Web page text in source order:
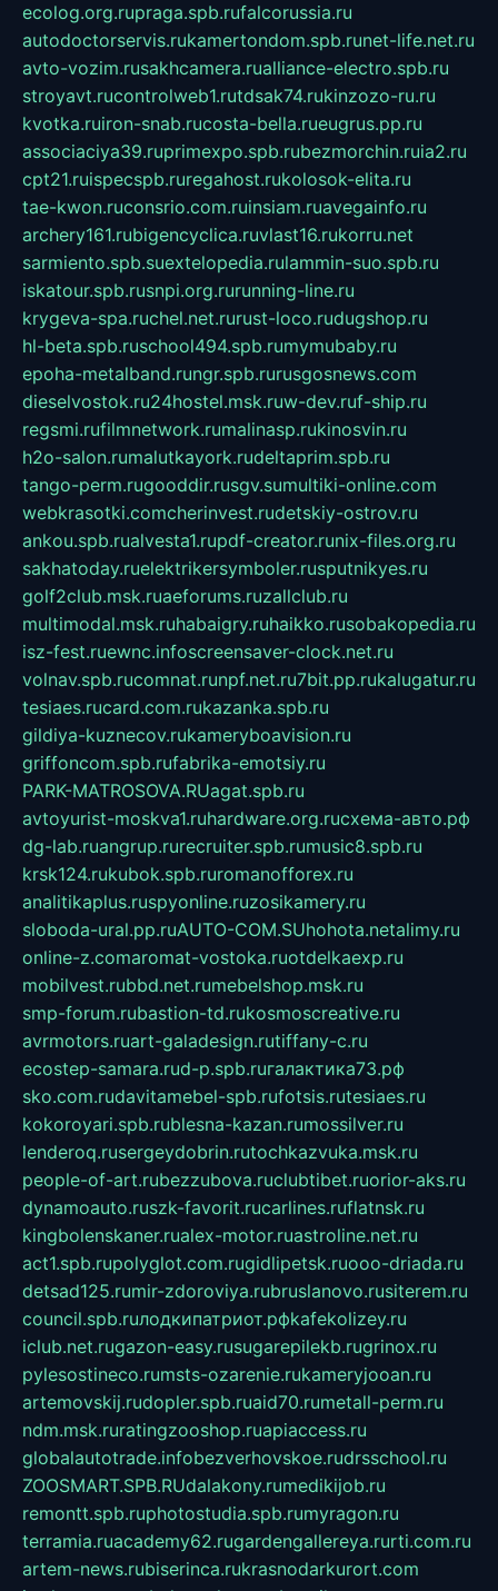
ecolog.org.rupraga.spb.rufalcorussia.ru
autodoctorservis.rukamertondom.spb.runet-life.net.ru
avto-vozim.rusakhcamera.rualliance-electro.spb.ru
stroyavt.rucontrolweb1.rutdsak74.rukinzozo-ru.ru
kvotka.ruiron-snab.rucosta-bella.rueugrus.pp.ru
associaciya39.ruprimexpo.spb.rubezmorchin.ruia2.ru
cpt21.ruispecspb.ruregahost.rukolosok-elita.ru
tae-kwon.ruconsrio.com.ruinsiam.ruavegainfo.ru
archery161.rubigencyclica.ruvlast16.rukorru.net
sarmiento.spb.suextelopedia.rulammin-suo.spb.ru
iskatour.spb.rusnpi.org.rurunning-line.ru
krygeva-spa.ruchel.net.rurust-loco.rudugshop.ru
hl-beta.spb.ruschool494.spb.rumymubaby.ru
epoha-metalband.rungr.spb.rurusgosnews.com
dieselvostok.ru24hostel.msk.ruw-dev.ruf-ship.ru
regsmi.rufilmnetwork.rumalinasp.rukinosvin.ru
h2o-salon.rumalutkayork.rudeltaprim.spb.ru
tango-perm.rugooddir.rusgv.sumultiki-online.com
webkrasotki.comcherinvest.rudetskiy-ostrov.ru
ankou.spb.rualvesta1.rupdf-creator.runix-files.org.ru
sakhatoday.ruelektrikersymboler.rusputnikyes.ru
golf2club.msk.ruaeforums.ruzallclub.ru
multimodal.msk.ruhabaigry.ruhaikko.rusobakopedia.ru
isz-fest.ruewnc.infoscreensaver-clock.net.ru
volnav.spb.rucomnat.runpf.net.ru7bit.pp.rukalugatur.ru
tesiaes.rucard.com.rukazanka.spb.ru
gildiya-kuznecov.rukameryboavision.ru
griffoncom.spb.rufabrika-emotsiy.ru
PARK-MATROSOVA.RUagat.spb.ru
avtoyurist-moskva1.ruhardware.org.ruсхема-авто.рф
dg-lab.ruangrup.rurecruiter.spb.rumusic8.spb.ru
krsk124.rukubok.spb.ruromanofforex.ru
analitikaplus.ruspyonline.ruzosikamery.ru
sloboda-ural.pp.ruAUTO-COM.SUhohota.netalimy.ru
online-z.comaromat-vostoka.ruotdelkaexp.ru
mobilvest.rubbd.net.rumebelshop.msk.ru
smp-forum.rubastion-td.rukosmoscreative.ru
avrmotors.ruart-galadesign.rutiffany-c.ru
ecostep-samara.rud-p.spb.ruгалактика73.рф
sko.com.rudavitamebel-spb.rufotsis.rutesiaes.ru
kokoroyari.spb.rublesna-kazan.rumossilver.ru
lenderoq.rusergeydobrin.rutochkazvuka.msk.ru
people-of-art.rubezzubova.ruclubtibet.ruorior-aks.ru
dynamoauto.ruszk-favorit.rucarlines.ruflatnsk.ru
kingbolenskaner.rualex-motor.ruastroline.net.ru
act1.spb.rupolyglot.com.rugidlipetsk.ruooo-driada.ru
detsad125.rumir-zdoroviya.rubruslanovo.rusiterem.ru
council.spb.ruлодкипатриот.рфkafekolizey.ru
iclub.net.rugazon-easy.rusugarepilekb.rugrinox.ru
pylesostineco.rumsts-ozarenie.rukameryjooan.ru
artemovskij.rudopler.spb.ruaid70.rumetall-perm.ru
ndm.msk.ruratingzooshop.ruapiaccess.ru
globalautotrade.infobezverhovskoe.rudrsschool.ru
ZOOSMART.SPB.RUdalakony.rumedikijob.ru
remontt.spb.ruphotostudia.spb.rumyragon.ru
terramia.ruacademy62.rugardengallereya.rurti.com.ru
artem-news.rubiserinca.rukrasnodarkurort.com